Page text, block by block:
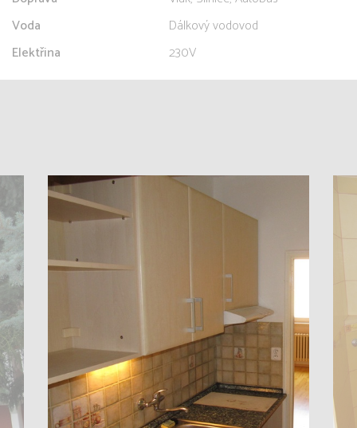
Voda
Dálkový vodovod
Elektřina
230V